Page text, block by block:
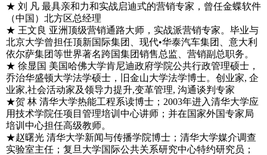
★ 刘 凡 最具亲和力和实战启迪式的营销专家，曾任金蝶软件
（中国）北方区总经理
★ 王文良 亚洲顶级营销通路大师，实战派营销专家。毕业与
北京大学曾担任顶新国际集团、现代•华泰汽车集团、意大利
依尔萨集团等世界著名跨国集团销售总监、营销副总职务。
★ 徐显国 美国哈佛大学肯尼迪政府学院公共行政管理硕士，
乔治华盛顿大学法学硕士，旧金山大学法学博士。创业家, 企
业家,社会活动家及领导力提升,变革管理, 沟通谈判专家
★贺 林 清华大学热能工程系读博士；2003年进入清华大学应
用技术学院任项目管理培训中心讲师；并在国家外国专家局
培训中心担任高级教师。
★赵曙光 清华大学新闻与传播学院博士；清华大学媒介调查
实验室主任；复旦大学国际公共关系研究中心特约研究员；